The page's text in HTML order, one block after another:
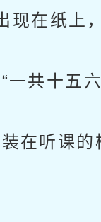
现在纸上
共十五六
在听课的